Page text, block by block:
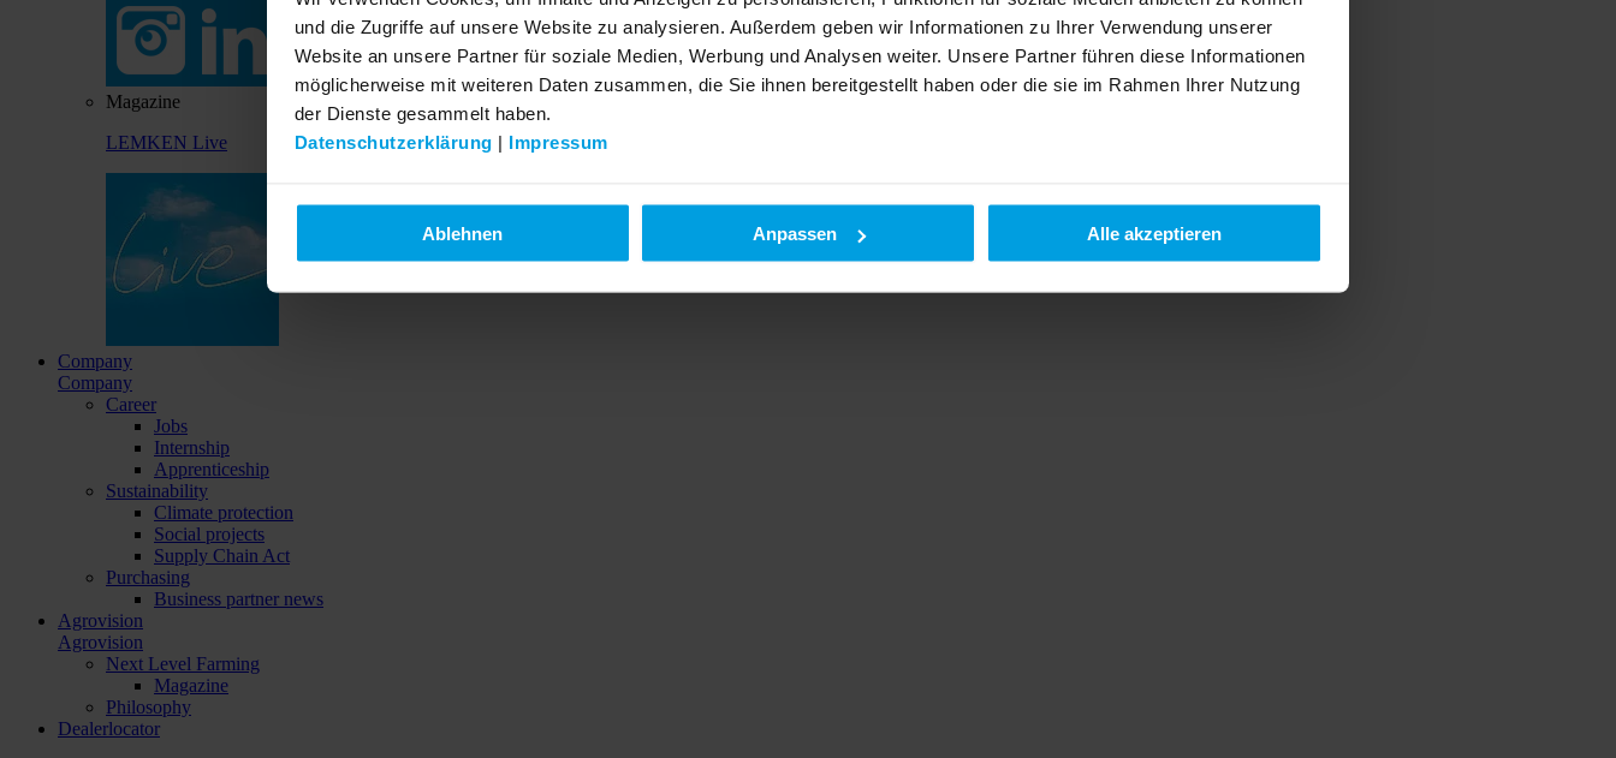
und die Zugriffe auf unsere Website zu analysieren. Außerdem geben wir Informationen zu Ihrer Verwendung unserer
Website an unsere Partner für soziale Medien, Werbung und Analysen weiter. Unsere Partner führen diese Informationen
möglicherweise mit weiteren Daten zusammen, die Sie ihnen bereitgestellt haben oder die sie im Rahmen Ihrer Nutzung
der Dienste gesammelt haben.
Datenschutzerklärung | Impressum
Ablehnen Anpassen Alle akzeptieren
Magazine
LEMKEN Live
Company
Company
Career
Jobs
Internship
Apprenticeship
Sustainability
Climate protection
Social projects
Supply Chain Act
Purchasing
Business partner news
Agrovision
Agrovision
Next Level Farming
Magazine
Philosophy
Dealerlocator